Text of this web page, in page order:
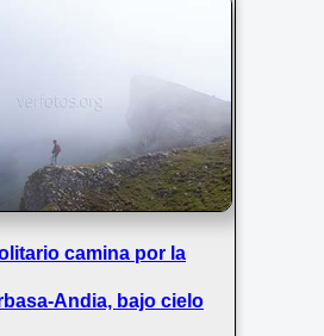
camina por la
Andia, bajo cielo